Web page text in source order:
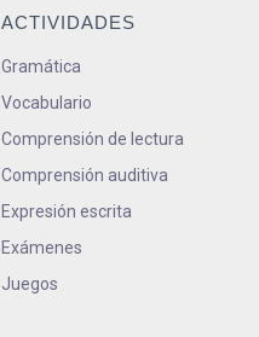
ACTIVIDADES
Gramática
Vocabulario
Comprensión de lectura
Comprensión auditiva
Expresión escrita
Exámenes
Juegos